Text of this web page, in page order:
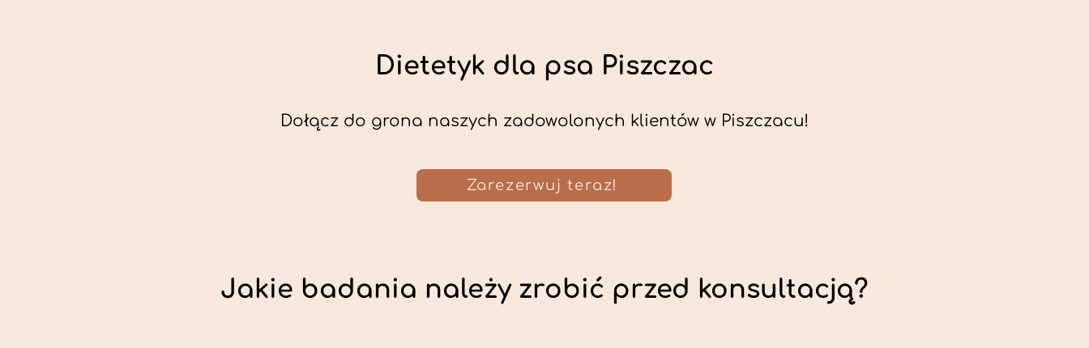
Dietetyk dla psa Piszczac
Dołącz do grona naszych zadowolonych klientów w Piszczacu!
Zarezerwuj teraz!
Jakie badania należy zrobić przed konsultacją?